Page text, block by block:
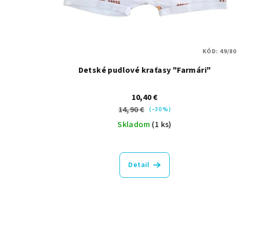
Detské pudlové kraťasy "Farmári"
10,40 €
14,90 € (–30 %)
Skladom (1 ks)
Detail
KÓD: 49/80